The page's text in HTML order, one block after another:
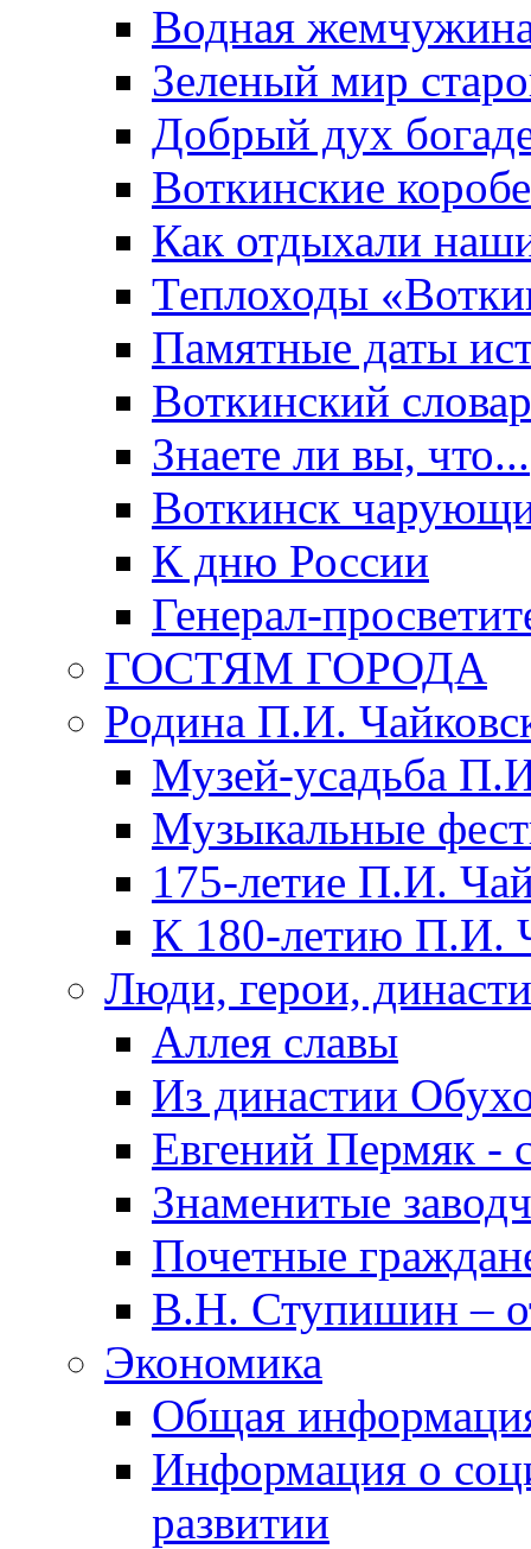
Водная
Зеленый мир
Добрый дух
Воткинские
Как отдыхали
Теплоходы
Памятные даты
Воткинский
Знаете ли вы, что...
Воткинск
К дню России
Генерал-
ГОСТЯМ ГОРОДА
Родина П.И.
Музей-усадьба
Музыкальные
175-летие П.И.
К 180-летию П.И.
Люди, герои,
Аллея славы
Из династии
Евгений Пермяк -
Знаменитые
Почетные
В.Н. Ступишин –
Экономика
Общая
Информация о
развитии